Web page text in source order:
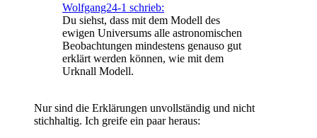
Wolfgang24-1 schrieb:
Du siehst, dass mit dem Modell des
ewigen Universums alle astronomischen
Beobachtungen mindestens genauso gut
erklärt werden können, wie mit dem
Urknall Modell.
Nur sind die Erklärungen unvollständig und nicht
stichhaltig. Ich greife ein paar heraus: